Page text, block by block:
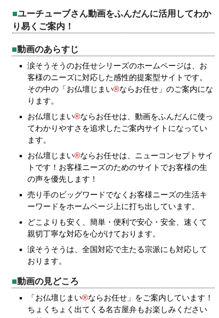
ユーチューブさん動画をふんだんに活用してわか
り易くご案内！
動画のあらすじ
涙そうそうのお任せシリーズのホームページは、お
客様のニーズに対応した感性的提案型サイトです。
その中の「お仏壇じまい®ならお任せ」のご案内にな
ります。
お仏壇じまい®ならお任せは、動画をふんだんに使っ
てわかりやすさを追求したご案内サイトになってい
ます。
お仏壇じまい®ならお任せは、ニューコンセプトサイ
トです！お客様ニーズのためのサイトでお客様の生
の声を優先します！
売り手のビッグワードでなくお客様ニーズの生活キ
ーワードをホームページ上に打ち出しています。
どこよりも安く、簡単・便利で安心・安全、速くて
親切丁寧な対応を心がけております。
涙そうそうは、全国対応で主たる宗派にも対応して
おります。
動画の見どころ
「お仏壇じまい®ならお任せ」をご案内しています！
ちょくちょく出てくる名古屋弁もお楽しみください